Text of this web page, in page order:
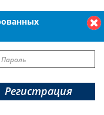
Регистрация